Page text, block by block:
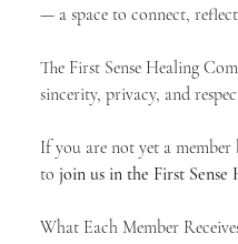
— a space to connect,
The First Sense Healing
sincerity, privacy, and
If you are not yet a
to join us in the First
What Each Member